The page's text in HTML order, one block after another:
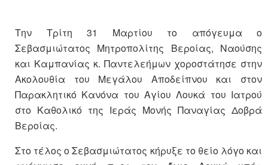
Την Τρίτη 31 Μαρτίου το απόγευμα ο
Σεβασμιώτατος Μητροπολίτης Βεροίας, Ναούσης
και Καμπανίας κ. Παντελεήμων χοροστάτησε στην
Ακολουθία του Μεγάλου Αποδείπνου και στον
Παρακλητικό Κανόνα του Αγίου Λουκά του Ιατρού
στο Καθολικό της Ιεράς Μονής Παναγίας Δοβρά
Βεροίας.
Στο τέλος ο Σεβασμιώτατος κήρυξε το θείο λόγο και